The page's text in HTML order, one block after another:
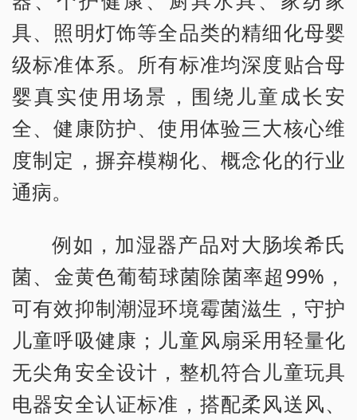
具、照明灯饰等全品类的精细化母婴
级标准体系。所有标准均深度贴合母
婴真实使用场景，围绕儿童成长安
全、健康防护、使用体验三大核心维
度制定，摒弃模糊化、概念化的行业
通病。
例如，加湿器产品对大肠埃希氏
菌、金黄色葡萄球菌除菌率超99%，
可有效抑制潮湿环境霉菌滋生，守护
儿童呼吸健康；儿童风扇采用轻量化
无尖角安全设计，整机符合儿童玩具
电器安全认证标准，搭配柔风送风、